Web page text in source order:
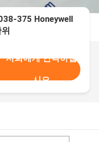
375 Honeywell
저희에게 연락하십
시오